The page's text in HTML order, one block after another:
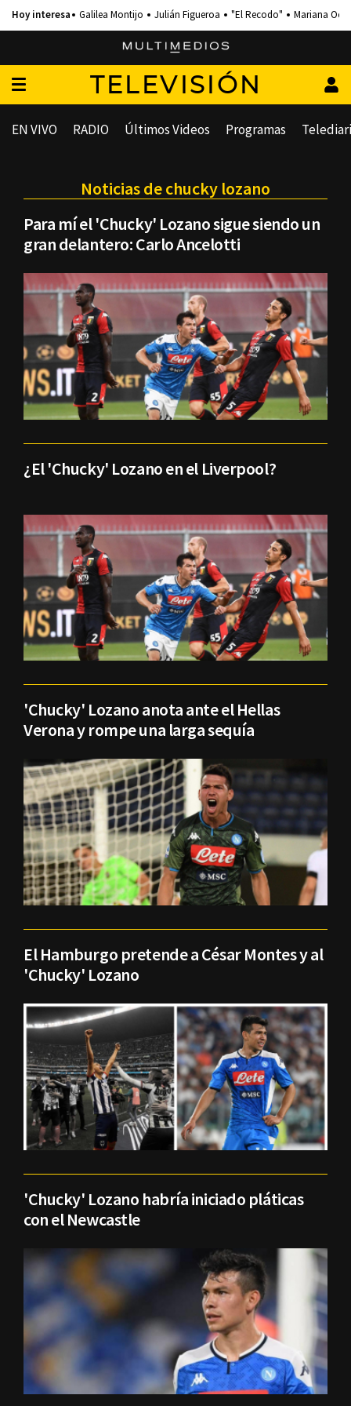
Galilea Montijo Julián Figueroa "El Recodo" Mariana
TELEVISIÓN
EN VIVO RADIO Últimos Videos Programas
Noticias de chucky lozano
Para mí el 'Chucky' Lozano sigue siendo un
gran delantero: Carlo Ancelotti
¿El 'Chucky' Lozano en el Liverpool?
'Chucky' Lozano anota ante el Hellas
Verona y rompe una larga sequía
El Hamburgo pretende a César Montes y al
'Chucky' Lozano
'Chucky' Lozano habría iniciado pláticas
con el Newcastle